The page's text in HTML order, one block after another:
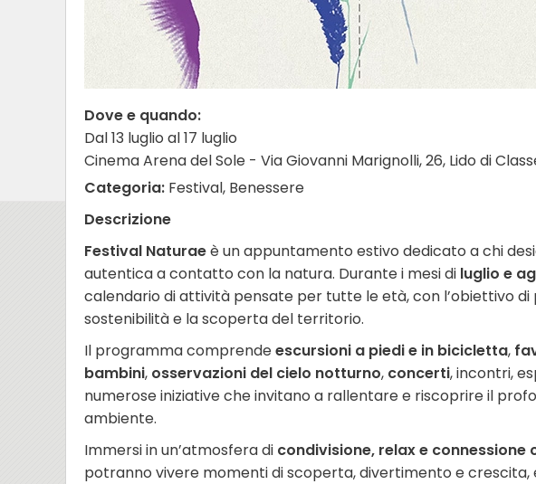
Dove e quando:
Dal 13 luglio al 17 luglio
Cinema Arena del Sole - Via Giovanni Marignolli, 26, Lido di
Categoria: Festival, Benessere
Descrizione
Festival Naturaeè un appuntamento estivo dedicato a chi
autentica a contatto con la natura. Durante i mesi di luglio e
calendario di attività pensate per tutte le età, con l’obiettivo di
sostenibilità e la scoperta del territorio.
Il programma comprendeescursioni a piedi e in bicicletta,
bambini, osservazioni del cielo notturno, concerti, incontri,
numerose iniziative che invitano a rallentare e riscoprire il
ambiente.
Immersi in un’atmosfera di condivisione, relax e connessione
potranno vivere momenti di scoperta, divertimento e crescita,